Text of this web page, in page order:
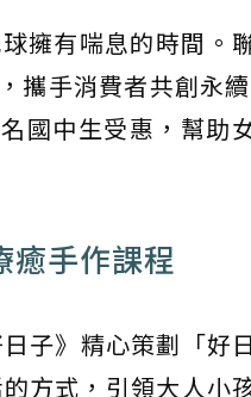
擁有喘息的時間。
攜手消費者共創永
國中生受惠，幫助
癒手作課程
子》精心策劃「好
方式，引領大人小